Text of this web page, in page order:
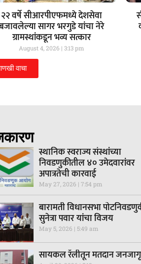
२२ वर्षे सीआरपीएफमध्ये देशसेवा
सागर भरगुडे यांचा नेरे
ग्रामस्थांकडून भव्य सत्कार
August 4, 2026 3:13 pm
वाचा
स्थानिक स्वराज्य संस्थांच्या
निवडणुकीतील ४० उमेदवारांवर
अपात्रतेची कारवाई
May 27, 2026 7:54 pm
बारामती विधानसभा
सुनेत्रा पवार यांचा विजय
May 5, 2026 5:49 am
सायकल रॅलीतून मतदान